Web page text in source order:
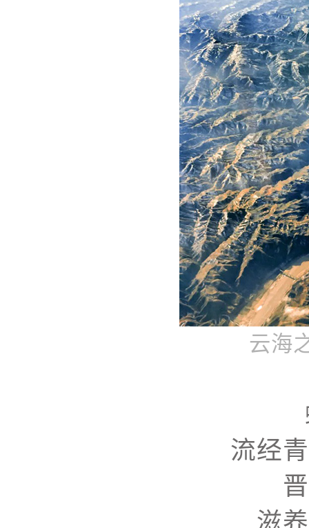
云海
流经
滋